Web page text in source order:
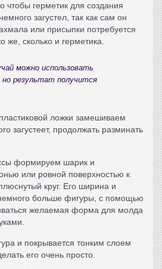
чтобы герметик для создания
немного загустел, так как сам он
или присыпки потребуется
же, сколько и герметика.
можно использовать
результат получится
ложки замешиваем
загустеет, продолжать разминать
формируем шарик и
или ровной поверхностью к
круг. Его ширина и
больше фигуры, с помощью
желаемая форма для молда
и покрывается тонким слоем
его очень просто.